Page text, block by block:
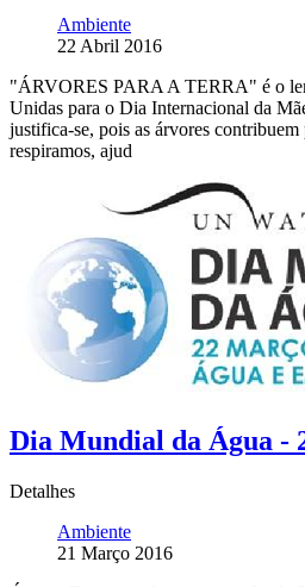
Ambiente
22 Abril 2016
"ÁRVORES PARA A TERRA" é o
Unidas para o Dia Internacional da
justifica-se, pois as árvores
respiramos, ajud
Dia Mundial da Água -
Detalhes
Ambiente
21 Março 2016